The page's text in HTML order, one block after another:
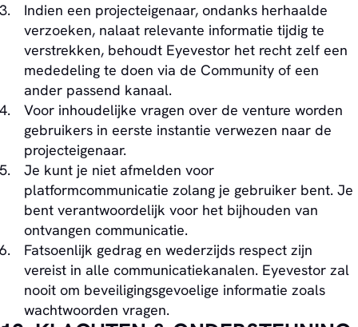
Indien een projecteigenaar, ondanks herhaalde
verzoeken, nalaat relevante informatie tijdig te
verstrekken, behoudt Eyevestor het recht zelf een
mededeling te doen via de Community of een
ander passend kanaal.
Voor inhoudelijke vragen over de venture worden
gebruikers in eerste instantie verwezen naar de
projecteigenaar.
Je kunt je niet afmelden voor
platformcommunicatie zolang je gebruiker bent. Je
bent verantwoordelijk voor het bijhouden van
ontvangen communicatie.
Fatsoenlijk gedrag en wederzijds respect zijn
vereist in alle communicatiekanalen. Eyevestor zal
nooit om beveiligingsgevoelige informatie zoals
wachtwoorden vragen.